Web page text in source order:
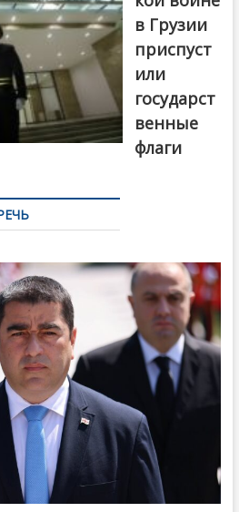
в Грузии
приспуст
или
государст
венные
флаги